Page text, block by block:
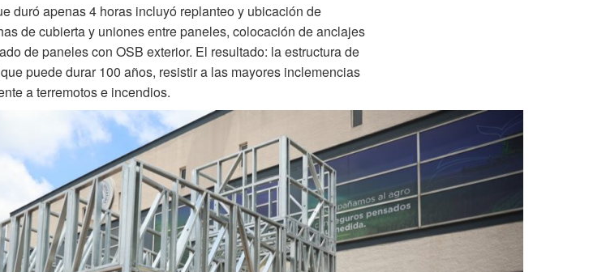
duró apenas 4 horas incluyó replanteo y ubicación de
de cubierta y uniones entre paneles, colocación de anclajes
de paneles con OSB exterior. El resultado: la estructura de
puede durar 100 años, resistir a las mayores inclemencias
a terremotos e incendios.